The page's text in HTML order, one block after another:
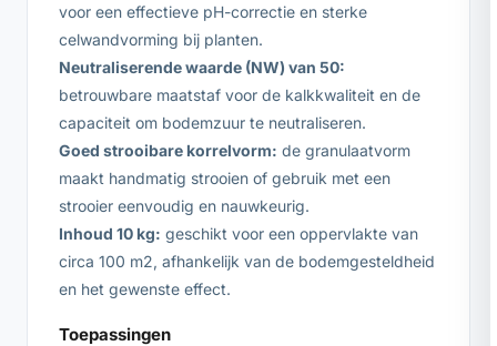
voor een effectieve pH-correctie en sterke
celwandvorming bij planten.
Neutraliserende waarde (NW) van 50:
betrouwbare maatstaf voor de kalkkwaliteit en de
capaciteit om bodemzuur te neutraliseren.
Goed strooibare korrelvorm: de granulaatvorm
maakt handmatig strooien of gebruik met een
strooier eenvoudig en nauwkeurig.
Inhoud 10 kg: geschikt voor een oppervlakte van
circa 100 m2, afhankelijk van de bodemgesteldheid
en het gewenste effect.
Toepassingen